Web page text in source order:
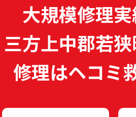
大規模修理
三方上中郡若
修理はヘコミ